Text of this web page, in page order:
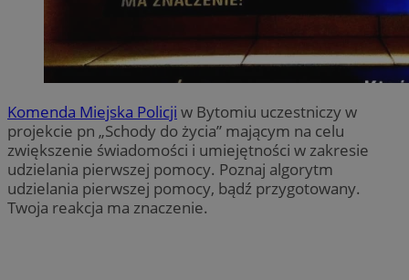
Komenda Miejska Policji w Bytomiu uczestniczy w
projekcie pn „Schody do życia” mającym na celu
zwiększenie świadomości i umiejętności w zakresie
udzielania pierwszej pomocy. Poznaj algorytm
udzielania pierwszej pomocy, bądź przygotowany.
Twoja reakcja ma znaczenie.